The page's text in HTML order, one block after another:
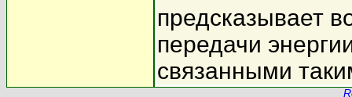
предсказывает
передачи
связанными